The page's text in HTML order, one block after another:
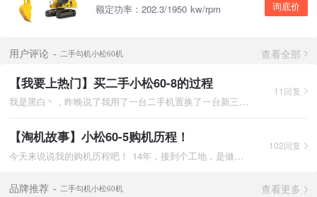
额定功率：202.3/1950 kw/rpm
询底价
用户评论 二手勾机小松60机 查看全部
【我要上热门】买二手小松60-8的过程
我是黑白丶，昨晚说了我用了一台二手机置换了一台新三一55，但是
11回复
【淘机故事】小松60-5购机历程！
今天来说说我的购机历程吧！ 14年，接到个工地，是做铁棚，面积
102回复
品牌推荐 二手勾机小松60机 查看更多